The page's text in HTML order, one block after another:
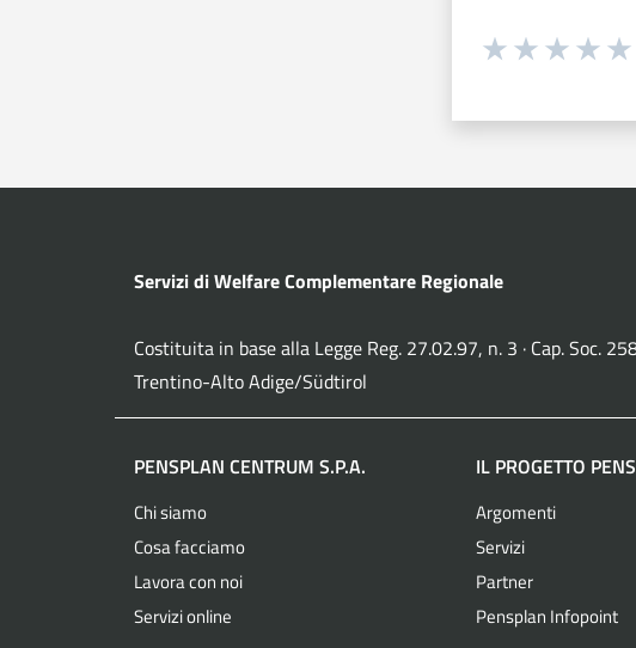
Servizi di Welfare Complementare Regionale
Costituita in base alla Legge Reg. 27.02.97, n. 3 · Cap. Soc.
Trentino-Alto Adige/Südtirol
PENSPLAN CENTRUM S.P.A.
Chi siamo
Cosa facciamo
Lavora con noi
Servizi online
IL PROGETTO
Argomenti
Servizi
Partner
Pensplan Infopoint